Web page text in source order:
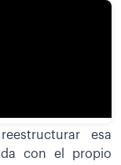
esa
con el propio